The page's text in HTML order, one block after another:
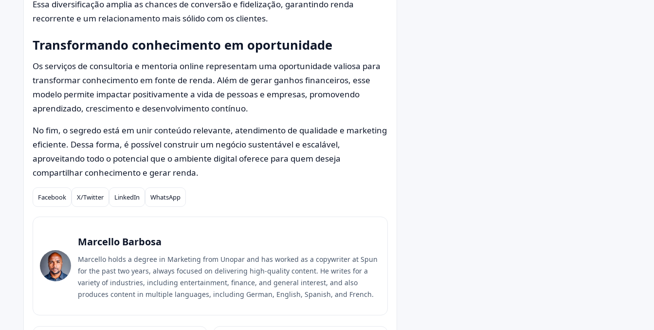
Essa diversificação amplia as chances de conversão e fidelização, garantindo renda
recorrente e um relacionamento mais sólido com os clientes.
Transformando conhecimento em oportunidade
Os serviços de consultoria e mentoria online representam uma oportunidade valiosa para
transformar conhecimento em fonte de renda. Além de gerar ganhos financeiros, esse
modelo permite impactar positivamente a vida de pessoas e empresas, promovendo
aprendizado, crescimento e desenvolvimento contínuo.
No fim, o segredo está em unir conteúdo relevante, atendimento de qualidade e marketing
eficiente. Dessa forma, é possível construir um negócio sustentável e escalável,
aproveitando todo o potencial que o ambiente digital oferece para quem deseja
compartilhar conhecimento e gerar renda.
Compartilhar
Facebook X/Twitter LinkedIn WhatsApp
Marcello Barbosa
Marcello holds a degree in Marketing from Unopar and has worked as a copywriter at Spun
for the past two years, always focused on delivering high-quality content. He writes for a
variety of industries, including entertainment, finance, and general interest, and also
produces content in multiple languages, including German, English, Spanish, and French.